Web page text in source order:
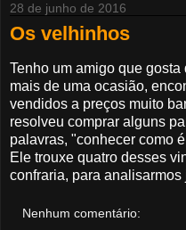
28 de junho de 2016
Os velhinhos
Tenho um amigo que
mais de uma ocasião,
vendidos a preços muito
resolveu comprar alguns
palavras, "conhecer como
Ele trouxe quatro desses
confraria, para analisarmos
Nenhum comentário: